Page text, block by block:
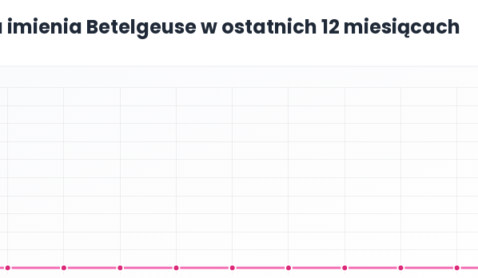
imienia Betelgeuse w ostatnich 12 miesiącach